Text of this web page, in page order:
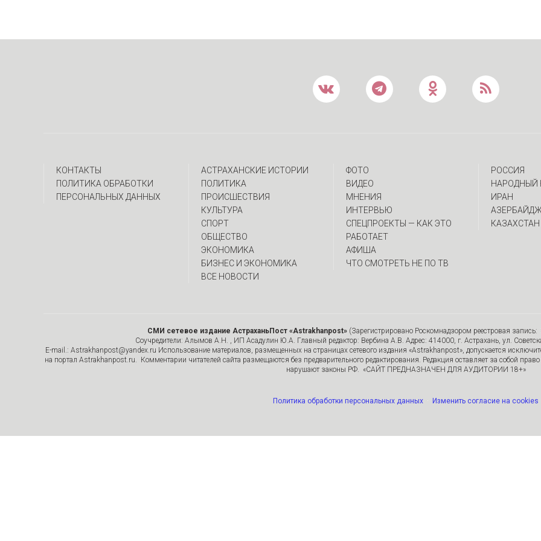
КОНТАКТЫ
ПОЛИТИКА ОБРАБОТКИ
ПЕРСОНАЛЬНЫХ ДАННЫХ
АСТРАХАНСКИЕ ИСТОРИИ
ПОЛИТИКА
ПРОИСШЕСТВИЯ
КУЛЬТУРА
СПОРТ
ОБЩЕСТВО
ЭКОНОМИКА
БИЗНЕС И ЭКОНОМИКА
ВСЕ НОВОСТИ
ФОТО
ВИДЕО
МНЕНИЯ
ИНТЕРВЬЮ
CПЕЦПРОЕКТЫ — КАК ЭТО
РАБОТАЕТ
АФИША
ЧТО СМОТРЕТЬ НЕ ПО ТВ
РОССИЯ
НАРОДНЫЙ
ИРАН
КАЗАХСТАН
СМИ сетевое издание АстраханьПост «Astrakhanpost» (Зарегистрировано Роскомнадзором реестровая
Соучредители: Алымов А.Н. , ИП Асадулин Ю.А. Главный редактор: Вербина А.В. Адрес: 414000, г. Астрахань, ул.
E-mail.: Astrakhanpost@yandex.ru Использование материалов, размещенных на страницах сетевого издания «Astrakhanpost», допускается
на портал Astrakhanpost.ru. Комментарии читателей сайта размещаются без предварительного редактирования. Редакция оставляет за собой
нарушают законы РФ. «САЙТ ПРЕДНАЗНАЧЕН ДЛЯ АУДИТОРИИ 18+»
Политика обработки персональных данных Изменить согласие на cookies